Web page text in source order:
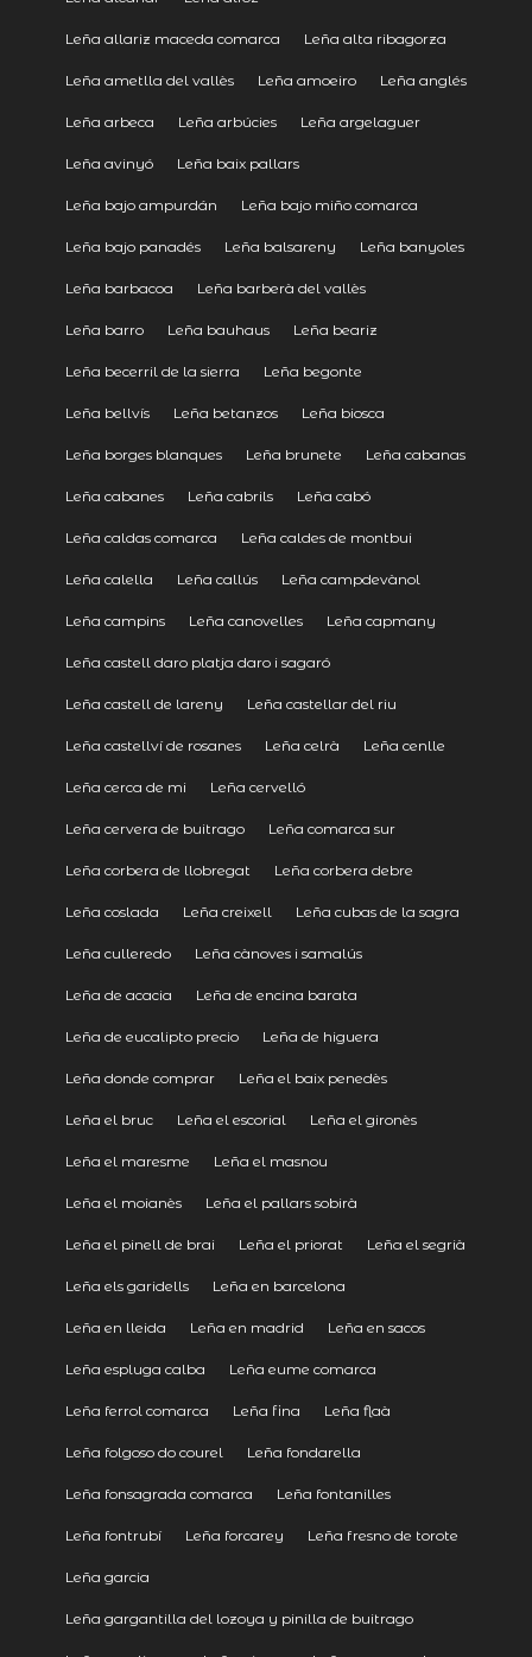
Leña allariz maceda comarca Leña alta ribagorza
Leña ametlla del vallès Leña amoeiro Leña anglés
Leña arbeca Leña arbúcies Leña argelaguer
Leña avinyó Leña baix pallars
Leña bajo ampurdán Leña bajo miño comarca
Leña bajo panadés Leña balsareny Leña banyoles
Leña barbacoa Leña barberà del vallès
Leña barro Leña bauhaus Leña beariz
Leña becerril de la sierra Leña begonte
Leña bellvís Leña betanzos Leña biosca
Leña borges blanques Leña brunete Leña cabanas
Leña cabanes Leña cabrils Leña cabó
Leña caldas comarca Leña caldes de montbui
Leña calella Leña callús Leña campdevànol
Leña campins Leña canovelles Leña capmany
Leña castell daro platja daro i sagaró
Leña castell de lareny Leña castellar del riu
Leña castellví de rosanes Leña celrà Leña cenlle
Leña cerca de mi Leña cervelló
Leña cervera de buitrago Leña comarca sur
Leña corbera de llobregat Leña corbera debre
Leña coslada Leña creixell Leña cubas de la sagra
Leña culleredo Leña cànoves i samalús
Leña de acacia Leña de encina barata
Leña de eucalipto precio Leña de higuera
Leña donde comprar Leña el baix penedès
Leña el bruc Leña el escorial Leña el gironès
Leña el maresme Leña el masnou
Leña el moianès Leña el pallars sobirà
Leña el pinell de brai Leña el priorat Leña el segrià
Leña els garidells Leña en barcelona
Leña en lleida Leña en madrid Leña en sacos
Leña espluga calba Leña eume comarca
Leña ferrol comarca Leña fina Leña flaà
Leña folgoso do courel Leña fondarella
Leña fonsagrada comarca Leña fontanilles
Leña fontrubí Leña forcarey Leña fresno de torote
Leña garcia
Leña gargantilla del lozoya y pinilla de buitrago